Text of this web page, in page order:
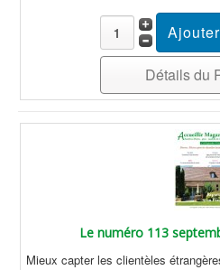
Détails du
Le numéro 113
Mieux capter les clientèles